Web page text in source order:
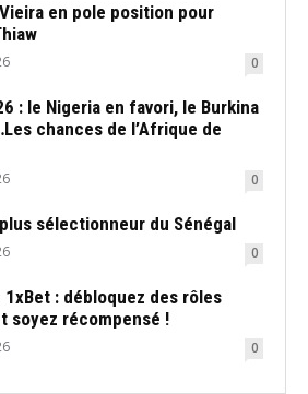
en pole position pour
0
: le Nigeria en favori, le Burkina
chances de l’Afrique de
0
sélectionneur du Sénégal
0
1xBet : débloquez des rôles
soyez récompensé !
0